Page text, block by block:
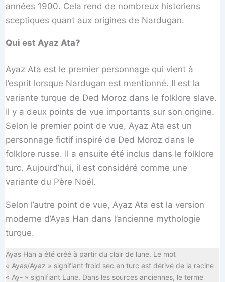
années 1900. Cela rend de nombreux historiens
sceptiques quant aux origines de Nardugan.
Qui est Ayaz Ata?
Ayaz Ata est le premier personnage qui vient à
l’esprit lorsque Nardugan est mentionné. Il est la
variante turque de Ded Moroz dans le folklore slave.
Il y a deux points de vue importants sur son origine.
Selon le premier point de vue, Ayaz Ata est un
personnage fictif inspiré de Ded Moroz dans le
folklore russe. Il a ensuite été inclus dans le folklore
turc. Aujourd’hui, il est considéré comme une
variante du Père Noël.
Selon l’autre point de vue, Ayaz Ata est la version
moderne d’Ayas Han dans l’ancienne mythologie
turque.
Ayas Han a été créé à partir du clair de lune. Le mot
« Ayas/Ayaz » signifiant froid sec en turc est dérivé de la racine
« Ay- » signifiant Lune. Dans les sources anciennes, le terme